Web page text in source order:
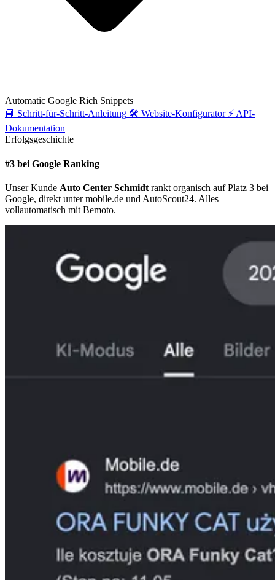
Automatic Google Rich Snippets
📘 Schritt-für-Schritt-Anleitung 🛠️ Website-Konfigurator ⚡ API-
Dokumentation
Erfolgsgeschichte
#3 bei Google Ranking
Unser Kunde Auto Center Schmidt rankt organisch auf Platz 3 bei
Google, direkt unter mobile.de und AutoScout24. Alles
vollautomatisch mit Bemoto.